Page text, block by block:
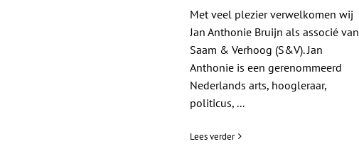
Met veel plezier verwelkomen wij
Jan Anthonie Bruijn als associé van
Saam & Verhoog (S&V). Jan
Anthonie is een gerenommeerd
Nederlands arts, hoogleraar,
politicus, ...
Lees verder